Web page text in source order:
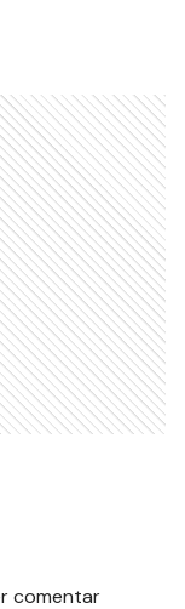
comentar